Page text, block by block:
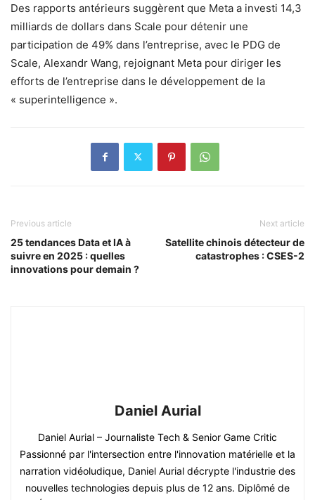
Des rapports antérieurs suggèrent que Meta a investi 14,3
milliards de dollars dans Scale pour détenir une
participation de 49% dans l’entreprise, avec le PDG de
Scale, Alexandr Wang, rejoignant Meta pour diriger les
efforts de l’entreprise dans le développement de la
« superintelligence ».
Previous article
25 tendances Data et IA à
suivre en 2025 : quelles
innovations pour demain ?
Next article
Satellite chinois détecteur de
catastrophes : CSES-2
Daniel Aurial
Daniel Aurial – Journaliste Tech & Senior Game Critic
Passionné par l'intersection entre l'innovation matérielle et la
narration vidéoludique, Daniel Aurial décrypte l'industrie des
nouvelles technologies depuis plus de 12 ans. Diplômé de